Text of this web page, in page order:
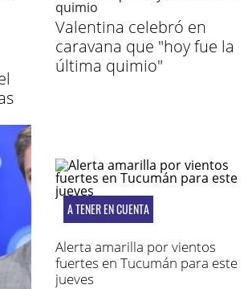
Valentina celebró en
caravana que "hoy fue la
última quimio"
A TENER EN CUENTA
Alerta amarilla por vientos
fuertes en Tucumán para este
jueves